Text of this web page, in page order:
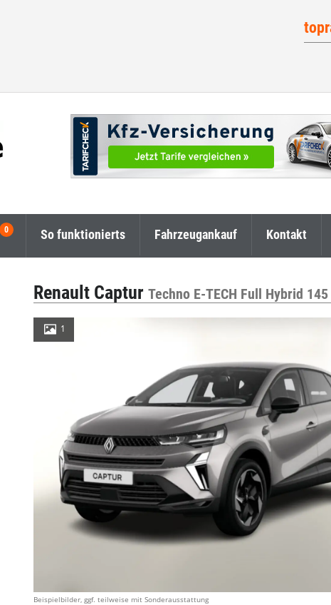
So funktionierts Fahrzeugankauf Kontakt
Renault CapturTechno E-TECH Full Hybrid 145
1
Beispielbilder, ggf. teilweise mit Sonderausstattung